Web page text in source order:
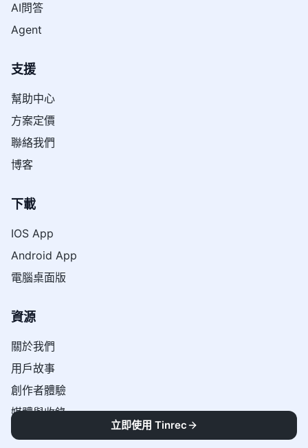
AI問答
Agent
支援
幫助中心
方案定價
聯絡我們
博客
下載
IOS App
Android App
電腦桌面版
資源
關於我們
用戶故事
創作者體驗
媒體與收錄
立即使用 Tinrec